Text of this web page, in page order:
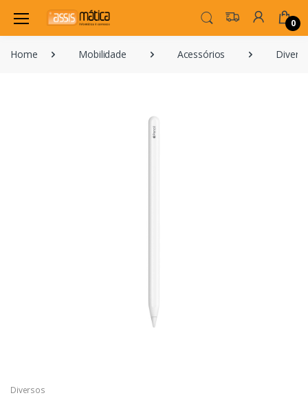
0
Home Mobilidade Acessórios
Diversos